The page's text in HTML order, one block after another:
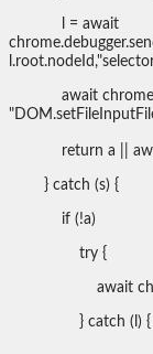
l = await
await
return a || await
} catch (s) {
if (!a)
try {
await
} catch (l) {